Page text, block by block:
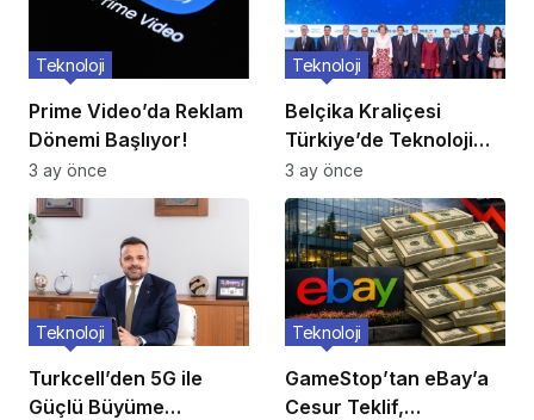
Prime Video’da Reklam
Dönemi Başlıyor!
Teknoloji
3 ay önce
Belçika Kraliçesi
Türkiye’de Teknoloji
Ziyareti
Teknoloji
3 ay önce
Turkcell’den 5G ile
Güçlü Büyüme
Teknoloji
GameStop’tan eBay’a
Cesur Teklif,
Teknoloji